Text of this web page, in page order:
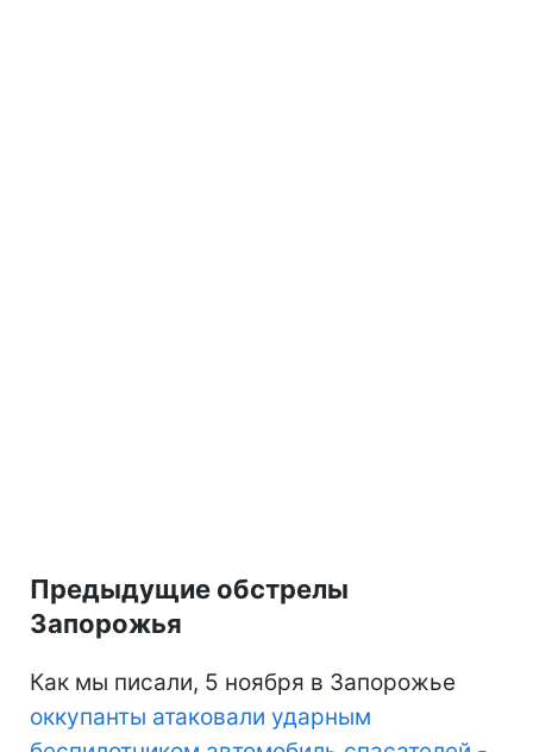
Предыдущие обстрелы
Запорожья
Как мы писали, 5 ноября в Запорожье
оккупанты атаковали ударным